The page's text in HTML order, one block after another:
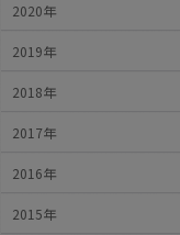
2020年
2019年
2018年
2017年
2016年
2015年